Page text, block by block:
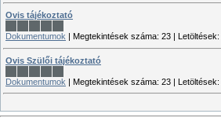
Ovis tájékoztató
Dokumentumok | Megtekintések száma: 23 | Letöltések:
Ovis Szülői tájékoztató
Dokumentumok | Megtekintések száma: 23 | Letöltések: